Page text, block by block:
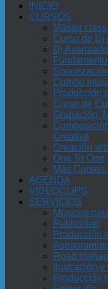
INICIO
CURSOS
Master
Curso de Dj
Dj Avanzado
Combo
Producción
Curso de
Grabación,
Creativa
Creación
One To One
Más
AGENDA
VIDEOCLIPS
SERVICIOS
Músicos
Publicidad
Producción
Road
Ilustración
Producción